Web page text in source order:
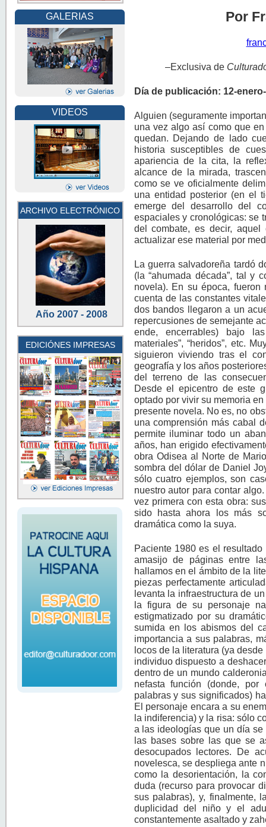
GALERIAS
VIDEOS
ARCHIVO ELECTRÓNICO
Año 2007 - 2008
EDICIÓNES IMPRESAS
Por
–Exclusiva de
Día de publicación: 12-
Alguien (seguramente
una vez algo así como que
quedan. Dejando de lado
historia susceptibles de
apariencia de la cita, la
alcance de la mirada,
como se ve oficialmente
una entidad posterior (en el
emerge del desarrollo del
espaciales y cronológicas: se
del combate, es decir,
actualizar ese material por
La guerra salvadoreña tardó
(la “ahumada década”, tal y
novela). En su época,
cuenta de las constantes
dos bandos llegaron a un
repercusiones de semejante
ende, encerrables) bajo
materiales”, “heridos”, etc.
siguieron viviendo tras el
geografía y los años
del terreno de las
Desde el epicentro de este
optado por vivir su memoria
presente novela. No es, no
una comprensión más cabal
permite iluminar todo un
años, han erigido
obra Odisea al Norte de
sombra del dólar de Daniel
sólo cuatro ejemplos, son
nuestro autor para contar
vez primera con esta obra:
sido hasta ahora los más
dramática como la suya.
Paciente 1980 es el
amasijo de páginas entre
hallamos en el ámbito de la
piezas perfectamente
levanta la infraestructura de
la figura de su personaje
estigmatizado por su
sumida en los abismos del
importancia a sus palabras,
locos de la literatura (ya
individuo dispuesto a
dentro de un mundo
nefasta función (donde, por
palabras y sus significados)
El personaje encara a su
la indiferencia) y la risa: sólo
a las ideologías que un día
las bases sobre las que se
desocupados lectores. De
novelesca, se despliega ante
como la desorientación, la
duda (recurso para provocar
sus palabras), y, finalmente,
duplicidad del niño y el
constantemente asaltado y